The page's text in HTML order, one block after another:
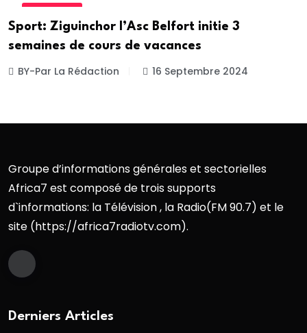
Sport: Ziguinchor l’Asc Belfort initie 3
semaines de cours de vacances
BY-Par La Rédaction 16 Septembre 2024
Groupe d’informations générales et sectorielles
Africa7 est composé de trois supports
d`informations: la Télévision , la Radio(FM 90.7) et le
site (https://africa7radiotv.com).
Derniers Articles